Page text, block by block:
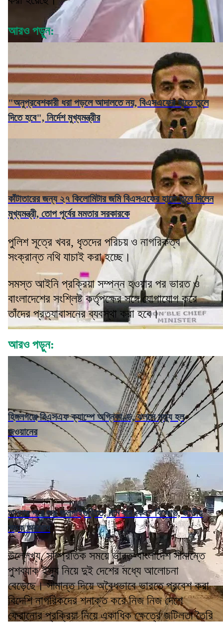
আরও পড়ুন:
"অনুপ্রবেশকারী ধরা পড়লে আদালতে নয়, বিএসএফের হাতে তুলে
দিতে হবে", নির্দেশ মুখ্যমন্ত্রীর
কাঁটাতারের জন্য ২৭ কিলোমিটার জমি বিএসএফের হাতে তুলে দিলেন
মুখ্যমন্ত্রী, তোপ পূর্বের মমতার সরকারকে
পুলিশ সূত্রে খবর, ধৃতদের পরিচয় ও নাগরিকত্ব
সংক্রান্ত নথি যাচাই করা হচ্ছে।
সমস্ত আইনি প্রক্রিয়া সম্পন্ন হওয়ার পর ভারত ও
বাংলাদেশের সংশ্লিষ্ট কর্তৃপক্ষের সঙ্গে যোগাযোগ করে
তাঁদের প্রত্যাবাসনের ব্যবস্থা করা হবে।
আরও পড়ুন:
হিঙ্গলগঞ্জে বিএসএফ ক্যাম্পে অগ্নিকাণ্ড, ঝলসে মৃত্যু হল
জওয়ানের
মালদার পরে শুরু জলপাইগুড়িতে, নাম বাদ কেন? বিক্ষোভ, জাতীয়
সড়ক অবরোধ
উল্লেখ্য, সাম্প্রতিক সময়ে ভারত-বাংলাদেশ সীমান্তে
পুশব্যাক ইস্যু নিয়ে দুই দেশের মধ্যে আলোচনা
বেড়েছে। সীমান্ত দিয়ে অবৈধভাবে ভারতে প্রবেশ করা
বিদেশি নাগরিকদের শনাক্ত করে নিজ নিজ দেশে
ফেরানোর প্রক্রিয়া নিয়ে একাধিক ক্ষেত্রে জটিলতা তৈরি